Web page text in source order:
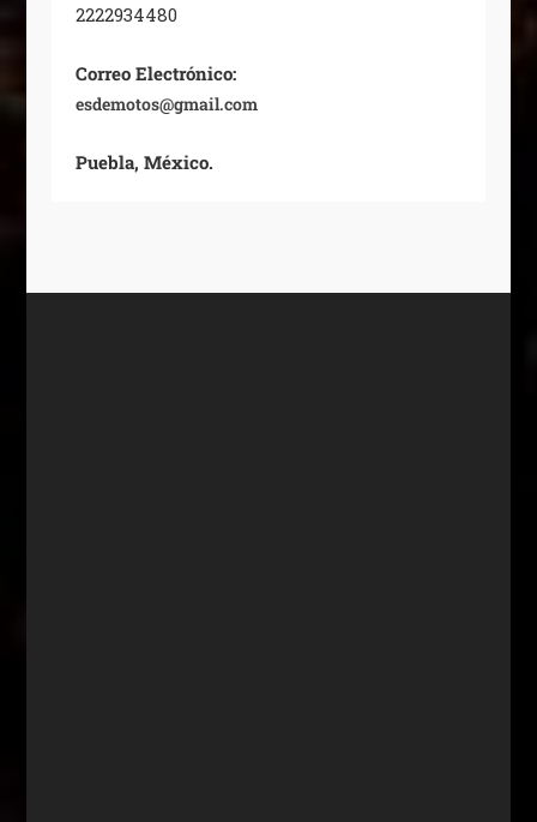
2222934480
Correo Electrónico:
esdemotos@gmail.com
Puebla, México.